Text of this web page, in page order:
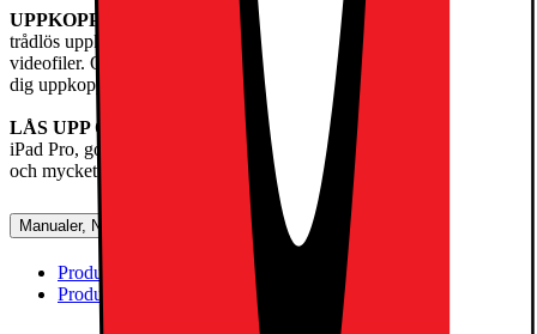
UPPKOPPLING
– Wifi 7 med Apple N1 ger snabb och säker
trådlös uppkoppling för överföring av bilder, dokument och stora
videofiler. Och supersnabbt 5G med Apple C1X gör att du kan hålla
dig uppkopplad på fler platser.
LÅS UPP OCH BETALA MED FACE ID – Lås upp din
iPad Pro, godkänn betalningar på ett säkert sätt, logga in på appar
och mycket mer – allt med bara ett ögonkast.
Manualer, Nedladdningar, Reklamation & Support
Produktinformation(engelska)
Produktinformation (svenska)